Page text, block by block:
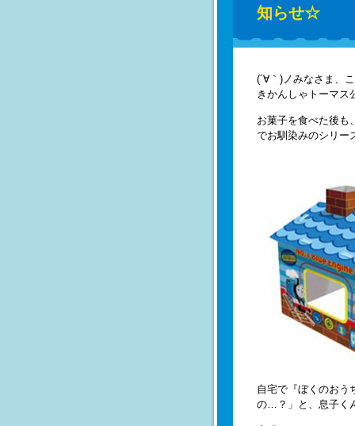
知らせ☆
(´∀｀)ノみなさま、
きかんしゃトーマス
お菓子を食べた後も
でお馴染みのシリー
自宅で『ぼくのおう
の…？」と、息子く